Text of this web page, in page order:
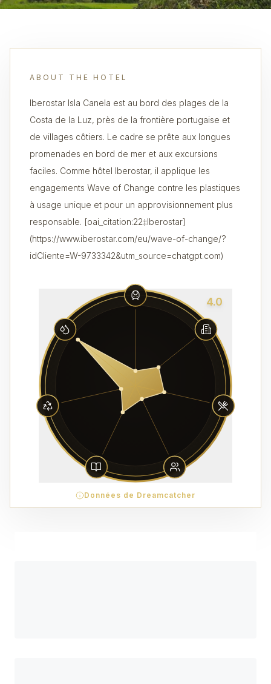
ABOUT THE HOTEL
Iberostar Isla Canela est au bord des plages de la
Costa de la Luz, près de la frontière portugaise et
de villages côtiers. Le cadre se prête aux longues
promenades en bord de mer et aux excursions
faciles. Comme hôtel Iberostar, il applique les
engagements Wave of Change contre les plastiques
à usage unique et pour un approvisionnement plus
responsable. [oai_citation:22‡Iberostar]
(https://www.iberostar.com/eu/wave-of-change/?
idCliente=W-9733342&utm_source=chatgpt.com)
4.0
Données de Dreamcatcher